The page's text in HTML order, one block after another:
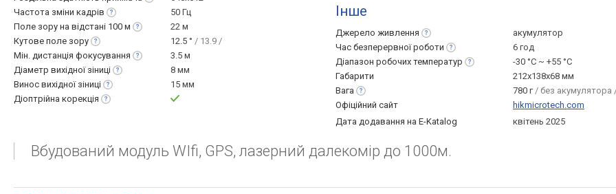
Частота зміни кадрів
50 Гц
Поле зору на відстані 100 м
22 м
Кутове поле зору 12.5 ° / 13.9 /
Мін. дистанція фокусування
3.5 м
Діаметр вихідної зіниці
8 мм
Винос вихідної зіниці
15 мм
Діоптрійна корекція
Інше
Джерело живлення
акумулятор
Час безперервноїроботи
6 год
Діапазон робочих температур
-30 °C ~ +55 °С
Габарити
212x138x68 мм
Вага
780 г/ без акумулятора
Офіційний сайт
hikmicrotech.com
Дата додавання на E-Katalog
квітень 2025
Вбудований модуль WIfi, GPS, лазерний далекомір до 1000м.